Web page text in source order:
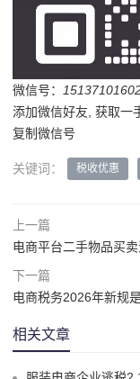
微信号：
添加微信好友, 获取一
复制微信号
关键词： 税收优惠
上一篇
电商平台二手物品买
下一篇
电商税务2026年新规
相关文章